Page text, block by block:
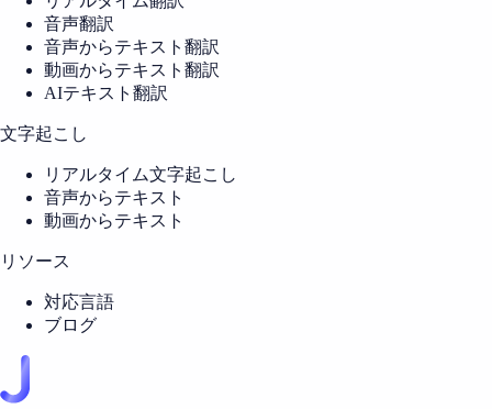
音声翻訳
音声からテキスト翻訳
動画からテキスト翻訳
AIテキスト翻訳
文字起こし
リアルタイム文字起こし
音声からテキスト
動画からテキスト
リソース
対応言語
ブログ